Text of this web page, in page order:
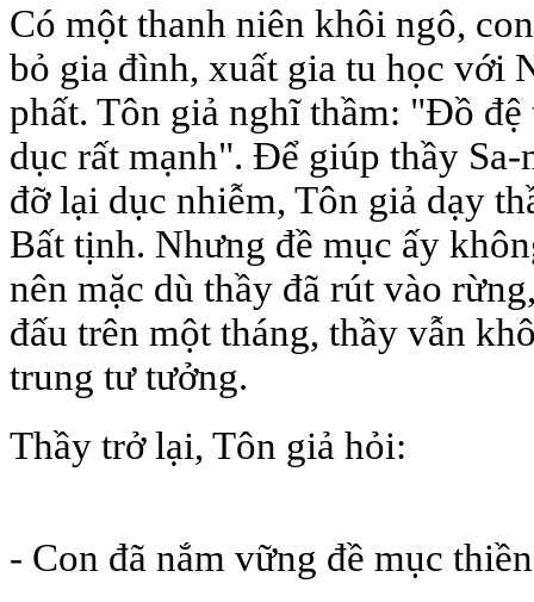
Có một thanh niên khôi ngô,
bỏ gia đình, xuất gia tu học với
phất. Tôn giả nghĩ thầm: "Ðồ đệ
dục rất mạnh". Ðể giúp thầy Sa-
đỡ lại dục nhiễm, Tôn giả dạy
Bất tịnh. Nhưng đề mục ấy
nên mặc dù thầy đã rút vào
đấu trên một tháng, thầy vẫn
trung tư tưởng.
Thầy trở lại, Tôn giả hỏi:
- Con đã nắm vững đề mục